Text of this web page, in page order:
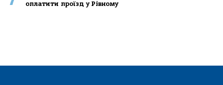
оплатити проїзд у Рівному